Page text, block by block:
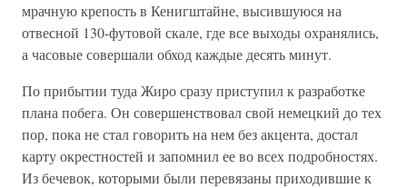
мрачную крепость в Кенигштайне, высившуюся на
отвесной 130-футовой скале, где все выходы охранялись,
а часовые совершали обход каждые десять минут.
По прибытии туда Жиро сразу приступил к разработке
плана побега. Он совершенствовал свой немецкий до тех
пор, пока не стал говорить на нем без акцента, достал
карту окрестностей и запомнил ее во всех подробностях.
Из бечевок, которыми были перевязаны приходившие к